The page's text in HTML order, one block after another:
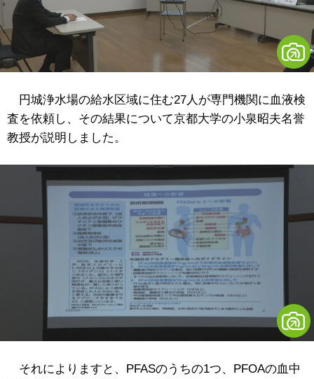
円城浄水場の給水区域に住む27人が専門機関に血液検
査を依頼し、その結果について京都大学の小泉昭夫名誉
教授が説明しました。
それによりますと、PFASのうちの1つ、PFOAの血中